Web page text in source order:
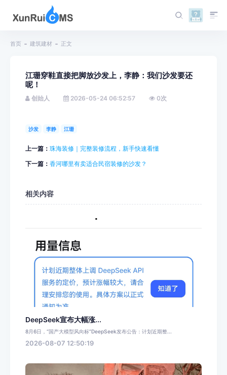
首页 建筑建材 正文
江珊穿鞋直接把脚放沙发上，李静：我们沙发要还
呢！
创始人 2026-05-24 06:52:57 0次
沙发 李静 江珊
上一篇： 珠海装修｜完整装修流程，新手快速看懂
下一篇： 香河哪里有卖适合民宿装修的沙发？
相关内容
DeepSeek宣布大幅涨...
8月6日，“国产大模型风向标”DeepSeek发布公告：计划近期整...
2026-08-07 12:50:19